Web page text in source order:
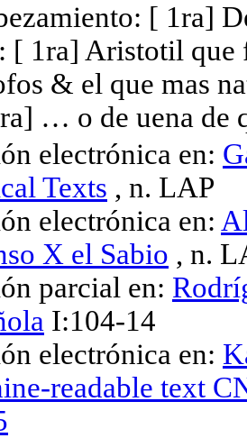
[ 1ra]
[ 1ra] Aristotil que
& el que mas
… o de uena de
electrónica en:
Texts , n. LAP
electrónica en:
X el Sabio , n.
parcial en:
I:104-14
electrónica en:
readable text